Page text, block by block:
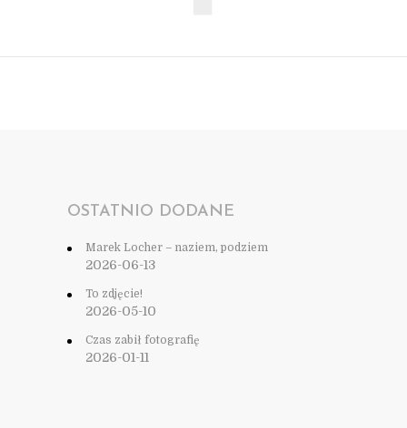
OSTATNIO DODANE
Marek Locher – naziem, podziem
2026-06-13
To zdjęcie!
2026-05-10
Czas zabił fotografię
2026-01-11